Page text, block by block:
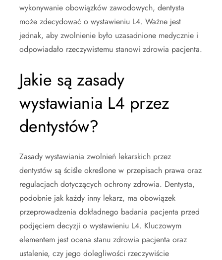
wykonywanie obowiązków zawodowych, dentysta
może zdecydować o wystawieniu L4. Ważne jest
jednak, aby zwolnienie było uzasadnione medycznie i
odpowiadało rzeczywistemu stanowi zdrowia pacjenta.
Jakie są zasady
wystawiania L4 przez
dentystów?
Zasady wystawiania zwolnień lekarskich przez
dentystów są ściśle określone w przepisach prawa oraz
regulacjach dotyczących ochrony zdrowia. Dentysta,
podobnie jak każdy inny lekarz, ma obowiązek
przeprowadzenia dokładnego badania pacjenta przed
podjęciem decyzji o wystawieniu L4. Kluczowym
elementem jest ocena stanu zdrowia pacjenta oraz
ustalenie, czy jego dolegliwości rzeczywiście